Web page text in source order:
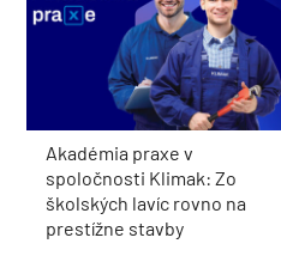
Akadémia praxe v
spoločnosti Klimak: Zo
školských lavíc rovno na
prestížne stavby